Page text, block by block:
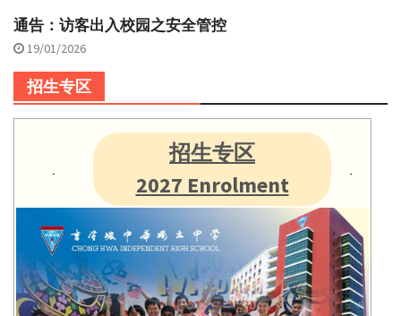
通告：访客出入校园之安全管控
19/01/2026
招生专区
招生专区
2027 Enrolment